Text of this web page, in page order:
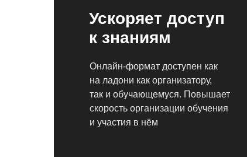
Ускоряет доступ
к знаниям
Онлайн-формат доступен как
на ладони как организатору,
так и обучающемуся. Повышает
скорость организации обучения
и участия в нём